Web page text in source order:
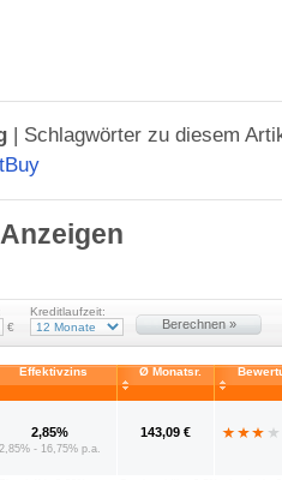
| Schlagwörter zu diesem
€
Kreditlaufzeit:
Berechnen »
Effektivzins Ø Monatsr.
2,85%
2,85% - 16,75% p.a.
143,09 €